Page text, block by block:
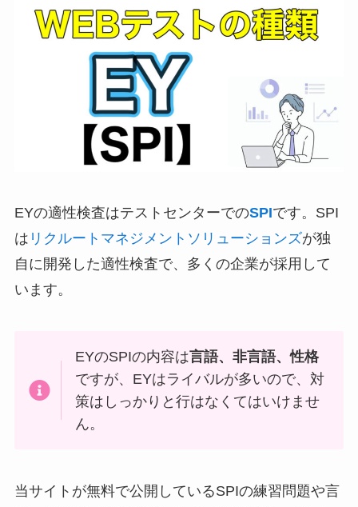
EYの適性検査はテストセンターでのSPIです。SPI
は リクルートマネジメントソリューションズが独
自に開発した適性検査で、多くの企業が採用して
います。
EYのSPIの内容は言語、非言語、性格
ですが、EYはライバルが多いので、対
策はしっかりと行はなくてはいけませ
ん。
当サイトが無料で公開しているSPIの練習問題や言